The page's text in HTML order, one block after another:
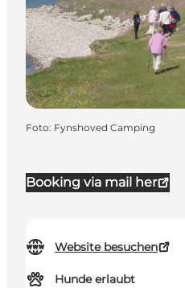
Booking via mail her
Website besuchen
Hunde erlaubt
Foto: Fynshoved Camping